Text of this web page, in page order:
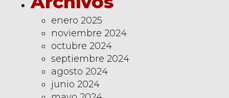
enero 2025
noviembre 2024
octubre 2024
septiembre 2024
agosto 2024
junio 2024